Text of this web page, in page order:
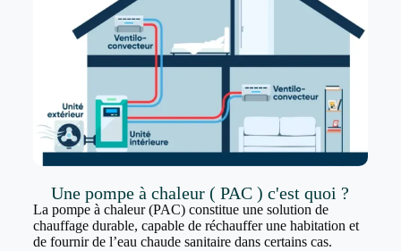
Une pompe à chaleur ( PAC ) c'est quoi ?
La pompe à chaleur (PAC) constitue une solution de
chauffage durable, capable de réchauffer une habitation et
de fournir de l’eau chaude sanitaire dans certains cas.